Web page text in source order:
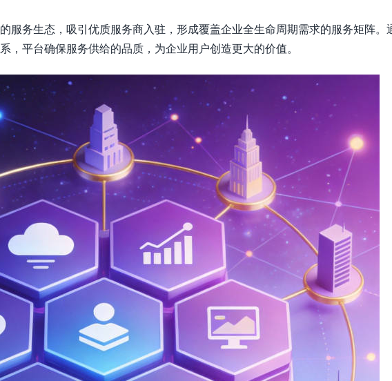
服务生态，吸引优质服务商入驻，形成覆盖企业全生命周期需求的服务矩阵。
，平台确保服务供给的品质，为企业用户创造更大的价值。